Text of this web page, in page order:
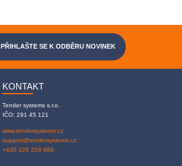
PŘIHLAŠTE SE K ODBĚRU NOVINEK
KONTAKT
Tender systems s.r.o.
IČO: 291 45 121
www.tendersystems.cz
support@tendersystems.cz
+420 226 258 888